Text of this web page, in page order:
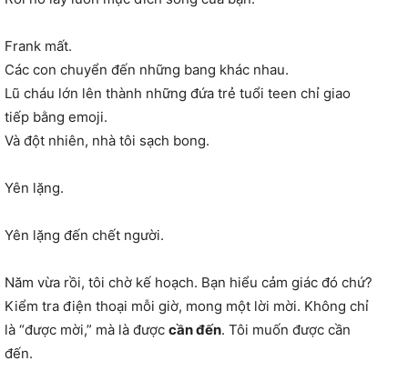
Frank mất.
Các con chuyển đến những bang khác nhau.
Lũ cháu lớn lên thành những đứa trẻ tuổi teen chỉ giao
tiếp bằng emoji.
Và đột nhiên, nhà tôi sạch bong.
Yên lặng.
Yên lặng đến chết người.
Năm vừa rồi, tôi chờ kế hoạch. Bạn hiểu cảm giác đó chứ?
Kiểm tra điện thoại mỗi giờ, mong một lời mời. Không chỉ
là “được mời,” mà là được cần đến. Tôi muốn được cần
đến.